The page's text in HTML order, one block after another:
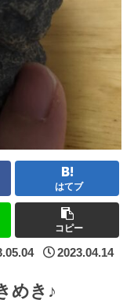
はてブ
コピー
2023.04.14
めき♪